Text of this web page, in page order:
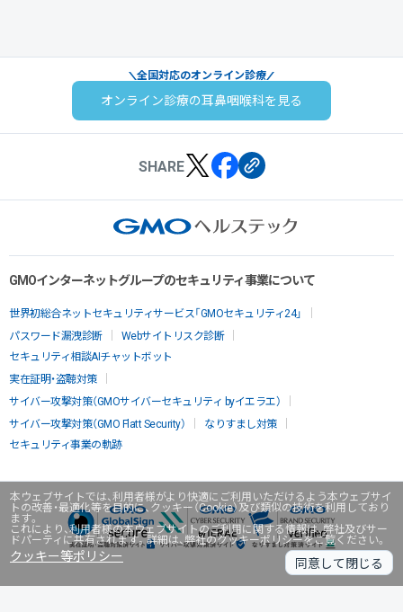
本ウェブサイトでは、利用者様がより快適にご利用いただけるよう本ウェブサイ
トの改善・最適化等を目的に、クッキー（Cookie）及び類似の技術を利用しており
ます。
これにより、利用者様の本ウェブサイトのご利用に関する情報は、弊社及びサー
ドパーティに共有されます。詳細は、弊社のクッキーポリシーをご覧ください。
クッキー等ポリシー 同意して閉じる
全国対応のオンライン診療
オンライン診療の耳鼻咽喉科を見る
SHARE
GMOインターネットグループのセキュリティ事業について
世界初総合ネットセキュリティサービス「GMOセキュリティ24」
パスワード漏洩診断
Webサイトリスク診断
セキュリティ相談AIチャットボット
実在証明・盗聴対策
サイバー攻撃対策（GMOサイバーセキュリティ byイエラエ）
サイバー攻撃対策（GMO Flatt Security）
なりすまし対策
セキュリティ事業の軌跡